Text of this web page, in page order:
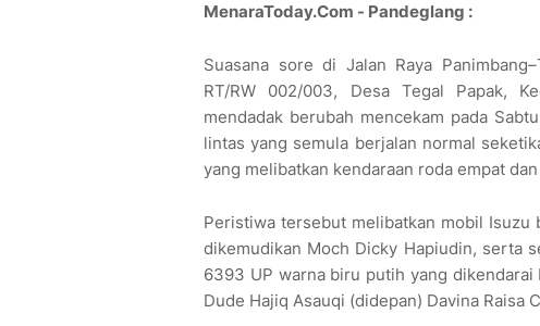
MenaraToday.Com - Pandeglang :
Suasana sore di Jalan Raya
RT/RW 002/003, Desa Tegal Papak,
mendadak berubah mencekam pada
lintas yang semula berjalan normal
yang melibatkan kendaraan roda empat
Peristiwa tersebut melibatkan mobil Isuzu
dikemudikan Moch Dicky Hapiudin, serta
6393 UP warna biru putih yang
Dude Hajiq Asauqi (didepan) Davina Raisa